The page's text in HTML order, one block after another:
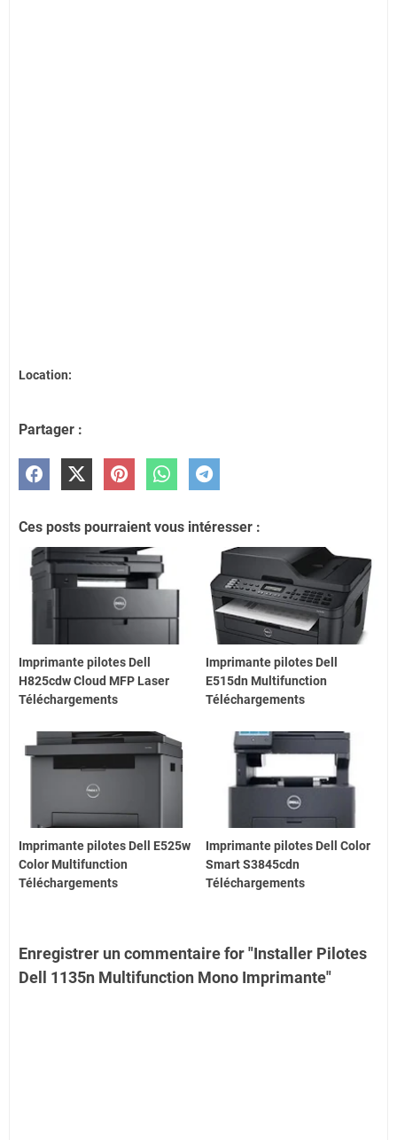
Location:
Partager :
Ces posts pourraient vous intéresser :
Imprimante pilotes Dell
H825cdw Cloud MFP Laser
Téléchargements
Imprimante pilotes Dell
E515dn Multifunction
Téléchargements
Imprimante pilotes Dell E525w
Color Multifunction
Téléchargements
Imprimante pilotes Dell Color
Smart S3845cdn
Téléchargements
Enregistrer un commentaire for "Installer Pilotes
Dell 1135n Multifunction Mono Imprimante"